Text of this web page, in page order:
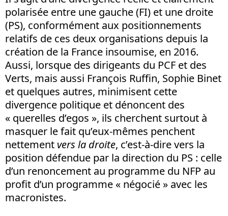
polarisée entre une gauche (FI) et une droite
(PS), conformément aux positionnements
relatifs de ces deux organisations depuis la
création de la France insoumise, en 2016.
Aussi, lorsque des dirigeants du PCF et des
Verts, mais aussi François Ruffin, Sophie Binet
et quelques autres, minimisent cette
divergence politique et dénoncent des
« querelles d’egos », ils cherchent surtout à
masquer le fait qu’eux-mêmes penchent
nettement vers la droite, c’est-à-dire vers la
position défendue par la direction du PS : celle
d’un renoncement au programme du NFP au
profit d’un programme « négocié » avec les
macronistes.